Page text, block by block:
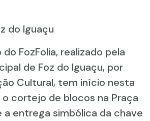
do Iguaçu
FozFolia, realizado pela
de Foz do Iguaçu, por
Cultural, tem início nesta
cortejo de blocos na Praça
a entrega simbólica da chave